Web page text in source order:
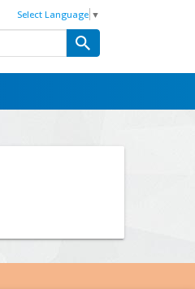
Select Language ▼